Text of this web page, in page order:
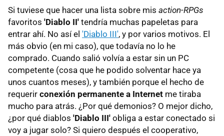
Si tuviese que hacer una lista sobre mis action-RPGs
favoritos 'Diablo II' tendría muchas papeletas para
entrar ahí. No así el 'Diablo III', y por varios motivos. El
más obvio (en mi caso), que todavía no lo he
comprado. Cuando salió volvía a estar sin un PC
competente (cosa que he podido solventar hace ya
unos cuantos meses), y también porque el hecho de
requerir conexión permanente a Internet me tiraba
mucho para atrás. ¿Por qué demonios? O mejor dicho,
¿por qué diablos 'Diablo III' obliga a estar conectado si
voy a jugar solo? Si quiero después el cooperativo,